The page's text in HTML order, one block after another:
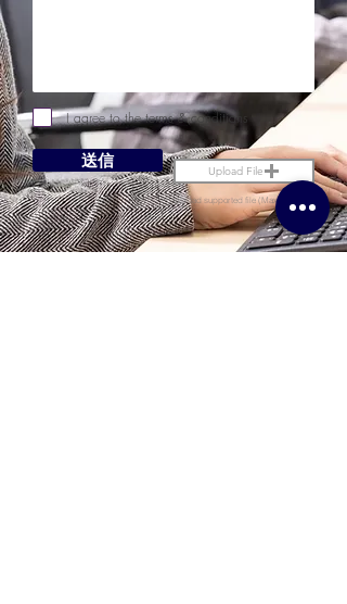
I agree to the terms & conditions
送信
Upload File
Upload supported file (Max 15MB)